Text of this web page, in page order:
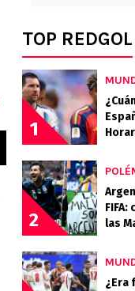
TOP REDGOL
1
2
las
¿Era